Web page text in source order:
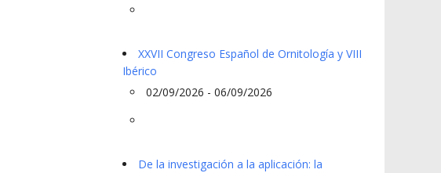
XXVII Congreso Español de Ornitología y VIII
Ibérico
02/09/2026 - 06/09/2026
De la investigación a la aplicación: la